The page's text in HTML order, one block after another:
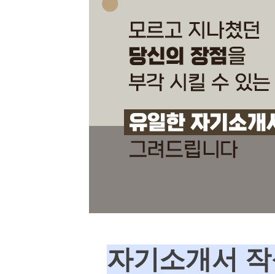
자기소개서